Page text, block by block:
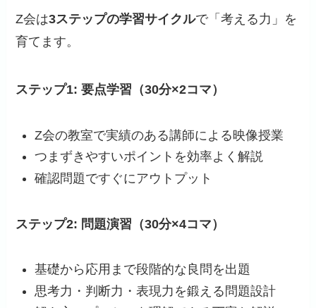
Z会は3ステップの学習サイクルで「考える力」を
育てます。
ステップ1: 要点学習（30分×2コマ）
Z会の教室で実績のある講師による映像授業
つまずきやすいポイントを効率よく解説
確認問題ですぐにアウトプット
ステップ2: 問題演習（30分×4コマ）
基礎から応用まで段階的な良問を出題
思考力・判断力・表現力を鍛える問題設計